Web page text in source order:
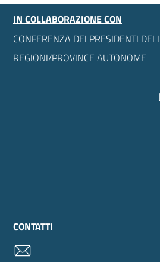
IN COLLABORAZIONE CON
CONFERENZA DEI PRESIDENTI
REGIONI/PROVINCE AUTONOME
CONTATTI